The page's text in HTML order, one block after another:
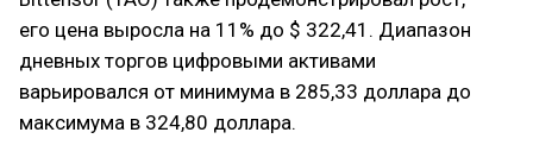
его цена выросла на 11% до $ 322,41. Диапазон
дневных торгов цифровыми активами
варьировался от минимума в 285,33 доллара до
максимума в 324,80 доллара.